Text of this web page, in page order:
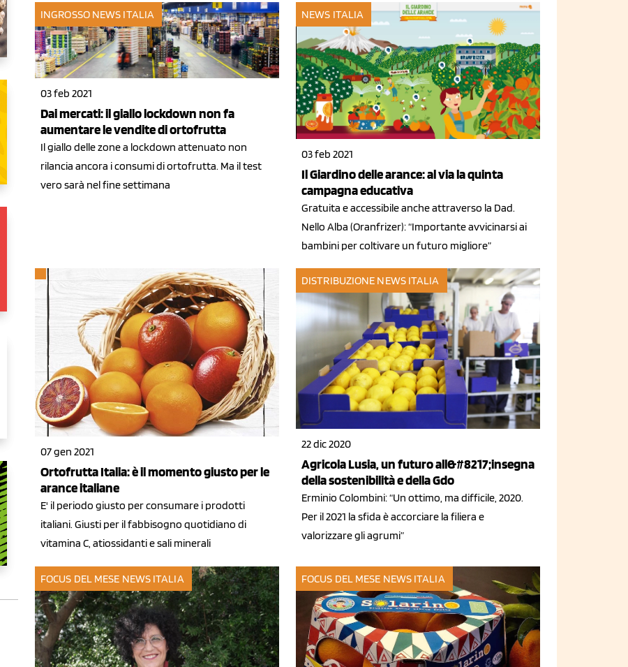
INGROSSO NEWS ITALIA
03 feb 2021
Dai mercati: il giallo lockdown non fa
aumentare le vendite di ortofrutta
Il giallo delle zone a lockdown attenuato non
rilancia ancora i consumi di ortofrutta. Ma il test
vero sarà nel fine settimana
NEWS ITALIA
03 feb 2021
Il Giardino delle arance: al via la quinta
campagna educativa
Gratuita e accessibile anche attraverso la Dad.
Nello Alba (Oranfrizer): “Importante avvicinarsi ai
bambini per coltivare un futuro migliore”
07 gen 2021
Ortofrutta Italia: è il momento giusto per le
arance italiane
E' il periodo giusto per consumare i prodotti
italiani. Giusti per il fabbisogno quotidiano di
vitamina C, atiossidanti e sali minerali
DISTRIBUZIONE NEWS ITALIA
22 dic 2020
Agricola Lusia, un futuro all&#8217;insegna
della sostenibilità e della Gdo
Erminio Colombini: “Un ottimo, ma difficile, 2020.
Per il 2021 la sfida è accorciare la filiera e
valorizzare gli agrumi”
FOCUS DEL MESE NEWS ITALIA FOCUS DEL MESE NEWS ITALIA